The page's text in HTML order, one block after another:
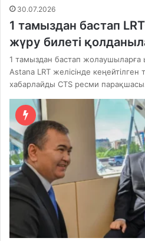
30.07.2026
1 тамыздан бастап
жүру билеті
1 тамыздан бастап жолаушыларға
Astana LRT желісінде кеңейтілген
хабарлайды CTS ресми